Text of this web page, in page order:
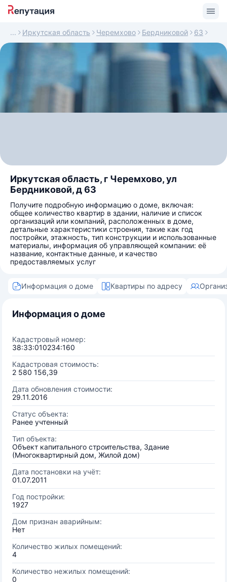
Иркутская область Черемхово Бердниковой 63
Иркутская область, г Черемхово, ул
Бердниковой, д 63
Получите подробную информацию о доме, включая:
общее количество квартир в здании, наличие и список
организаций или компаний, расположенных в доме,
детальные характеристики строения, такие как год
постройки, этажность, тип конструкции и использованные
материалы, информация об управляющей компании: её
название, контактные данные, и качество
предоставляемых услуг
Информация о доме Квартиры по адресу
Информация о доме
Кадастровый номер:
38:33:010234:160
Кадастровая стоимость:
2 580 156,39
Дата обновления стоимости:
29.11.2016
Статус объекта:
Ранее учтенный
Тип объекта:
Объект капитального строительства, Здание
(Многоквартирный дом, Жилой дом)
Дата постановки на учёт:
01.07.2011
Год постройки:
1927
Дом признан аварийным:
Нет
Количество жилых помещений:
4
Количество нежилых помещений:
0